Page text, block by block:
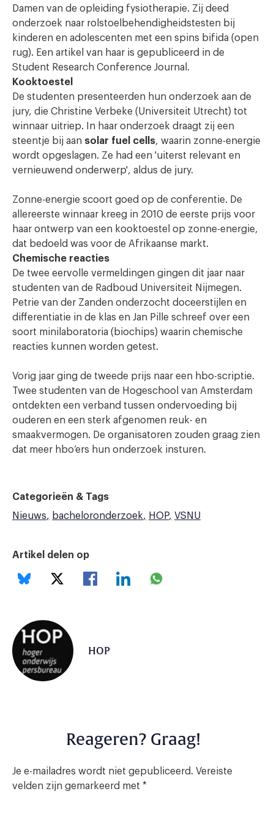
Damen van de opleiding fysiotherapie. Zij deed
onderzoek naar rolstoelbehendigheidstesten bij
kinderen en adolescenten met een spins bifida (open
rug). Een artikel van haar is gepubliceerd in de
Student Research Conference Journal.
Kooktoestel
De studenten presenteerden hun onderzoek aan de
jury, die Christine Verbeke (Universiteit Utrecht) tot
winnaar uitriep. In haar onderzoek draagt zij een
steentje bij aan solar fuel cells, waarin zonne-energie
wordt opgeslagen. Ze had een 'uiterst relevant en
vernieuwend onderwerp', aldus de jury.
Zonne-energie scoort goed op de conferentie. De
allereerste winnaar kreeg in 2010 de eerste prijs voor
haar ontwerp van een kooktoestel op zonne-energie,
dat bedoeld was voor de Afrikaanse markt.
Chemische reacties
De twee eervolle vermeldingen gingen dit jaar naar
studenten van de Radboud Universiteit Nijmegen.
Petrie van der Zanden onderzocht doceerstijlen en
differentiatie in de klas en Jan Pille schreef over een
soort minilaboratoria (biochips) waarin chemische
reacties kunnen worden getest.
Vorig jaar ging de tweede prijs naar een hbo-scriptie.
Twee studenten van de Hogeschool van Amsterdam
ontdekten een verband tussen ondervoeding bij
ouderen en een sterk afgenomen reuk- en
smaakvermogen. De organisatoren zouden graag zien
dat meer hbo’ers hun onderzoek insturen.
Categorieën & Tags
Nieuws
bacheloronderzoek HOP VSNU
Artikel delen op
HOP
Reageren? Graag!
Je e-mailadres wordt niet gepubliceerd. Vereiste
velden zijn gemarkeerd met *